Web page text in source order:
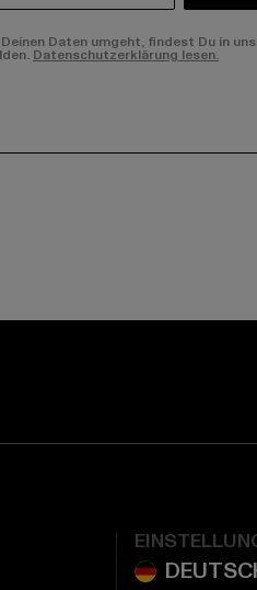
Daten umgeht, findest Du in
Datenschutzerklärung lesen.